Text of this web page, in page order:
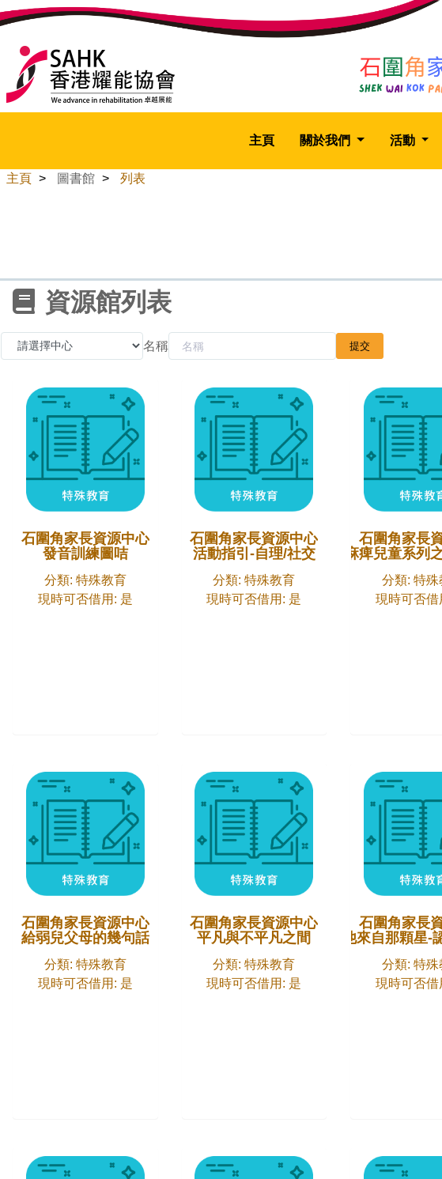
主頁 關於我們 活動
主頁 > 圖書館 > 列表
資源館列表
名稱
石圍角家長資源中心
發音訓練圖咭
分類: 特殊教育
現時可否借用: 是
石圍角家長資源中心
活動指引-自理/社交
分類: 特殊教育
現時可否借用: 是
石圍角家長
輔助腦麻痺兒童系列
分類: 特殊
現時可否借
石圍角家長資源中心
給弱兒父母的幾句話
分類: 特殊教育
現時可否借用: 是
石圍角家長資源中心
平凡與不平凡之間
分類: 特殊教育
現時可否借用: 是
石圍角家長
他來自那顆星-
分類: 特殊
現時可否借